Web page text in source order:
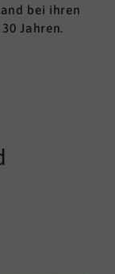
bei ihren
Jahren.